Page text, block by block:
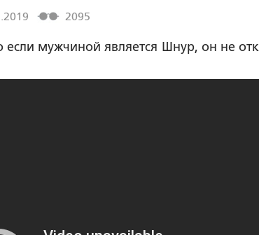
2095
если мужчиной является Шнур, он не